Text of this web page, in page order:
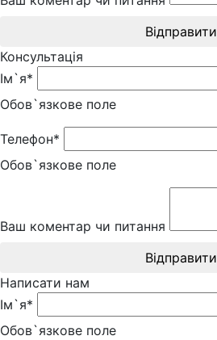
Відправити
Консультація
Ім`я*
Обов`язкове поле
Телефон*
Обов`язкове поле
Ваш коментар чи питання
Відправити
Написати нам
Ім`я*
Обов`язкове поле